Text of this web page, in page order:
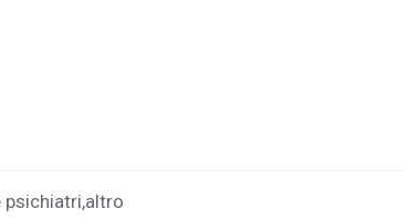
psichiatri,altro